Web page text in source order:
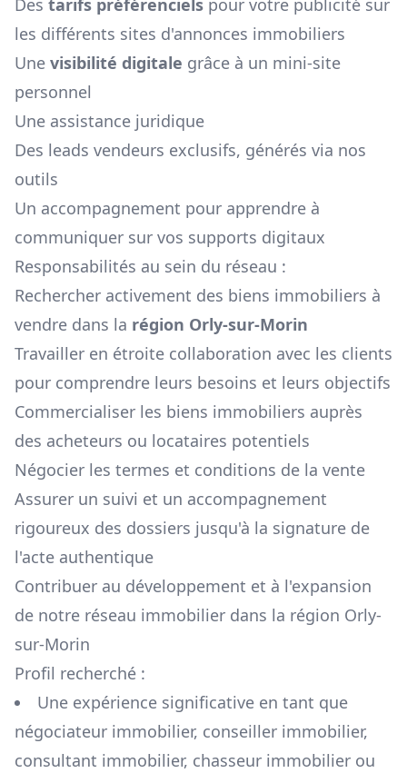
Des tarifs préférenciels pour votre publicité sur
les différents sites d'annonces immobiliers
Une visibilité digitale grâce à un mini-site
personnel
Une assistance juridique
Des leads vendeurs exclusifs, générés via nos
outils
Un accompagnement pour apprendre à
communiquer sur vos supports digitaux
Responsabilités au sein du réseau :
Rechercher activement des biens immobiliers à
vendre dans la région Orly-sur-Morin
Travailler en étroite collaboration avec les clients
pour comprendre leurs besoins et leurs objectifs
Commercialiser les biens immobiliers auprès
des acheteurs ou locataires potentiels
Négocier les termes et conditions de la vente
Assurer un suivi et un accompagnement
rigoureux des dossiers jusqu'à la signature de
l'acte authentique
Contribuer au développement et à l'expansion
de notre réseau immobilier dans la région Orly-
sur-Morin
Profil recherché :
Une expérience significative en tant que
négociateur immobilier, conseiller immobilier,
consultant immobilier, chasseur immobilier ou